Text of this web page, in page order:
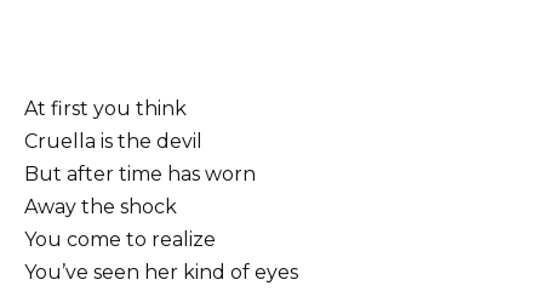
At first you think
Cruella is the devil
But after time has worn
Away the shock
You come to realize
You’ve seen her kind of eyes